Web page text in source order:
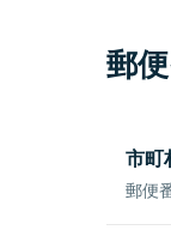
郵
市町
郵便